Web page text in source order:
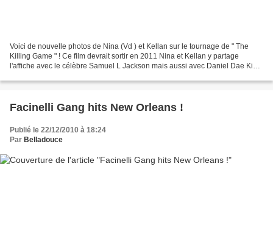
Voici de nouvelle photos de Nina (Vd ) et Kellan sur le tournage de " The
Killing Game " ! Ce film devrait sortir en 2011 Nina et Kellan y partage
l'affiche avec le célèbre Samuel L Jackson mais aussi avec Daniel Dae Kim
Facinelli Gang hits New Orleans !
Publié le 22/12/2010 à 18:24
Par Belladouce